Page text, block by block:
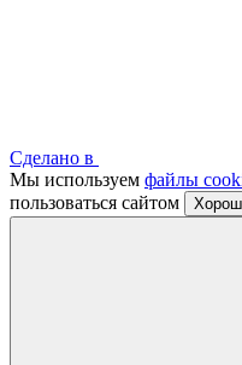
Сделано в
Мы используем файлы
пользоваться сайтом